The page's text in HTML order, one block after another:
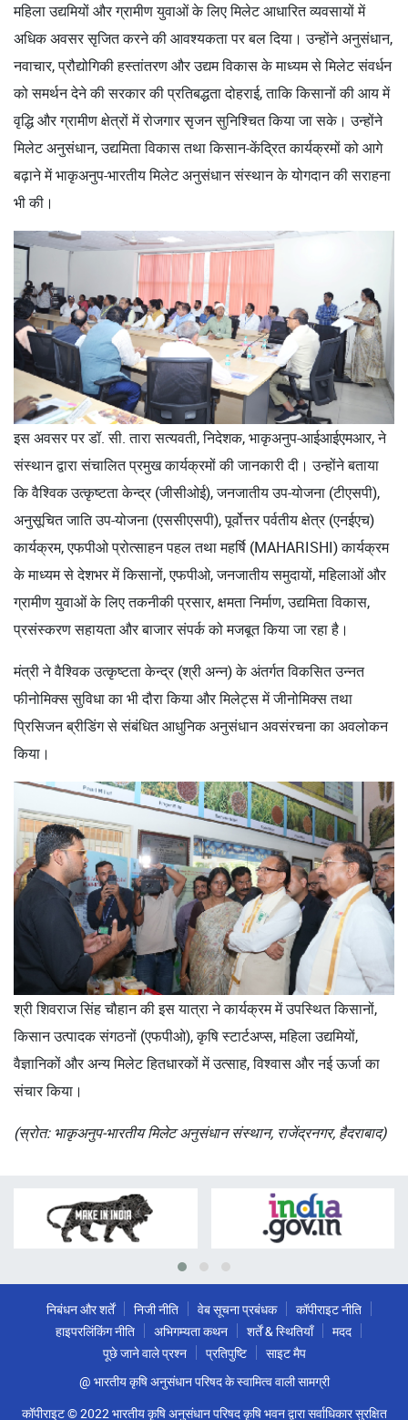
महिला उद्यमियों और ग्रामीण युवाओं के लिए मिलेट आधारित व्यवसायों में
अधिक अवसर सृजित करने की आवश्यकता पर बल दिया। उन्होंने अनुसंधान,
नवाचार, प्रौद्योगिकी हस्तांतरण और उद्यम विकास के माध्यम से मिलेट संवर्धन
को समर्थन देने की सरकार की प्रतिबद्धता दोहराई, ताकि किसानों की आय में
वृद्धि और ग्रामीण क्षेत्रों में रोजगार सृजन सुनिश्चित किया जा सके। उन्होंने
मिलेट अनुसंधान, उद्यमिता विकास तथा किसान-केंद्रित कार्यक्रमों को आगे
बढ़ाने में भाकृअनुप-भारतीय मिलेट अनुसंधान संस्थान के योगदान की सराहना
भी की।
इस अवसर पर डॉ. सी. तारा सत्यवती, निदेशक, भाकृअनुप-आईआईएमआर, ने
संस्थान द्वारा संचालित प्रमुख कार्यक्रमों की जानकारी दी। उन्होंने बताया
कि वैश्विक उत्कृष्टता केन्द्र (जीसीओई), जनजातीय उप-योजना (टीएसपी),
अनुसूचित जाति उप-योजना (एससीएसपी), पूर्वोत्तर पर्वतीय क्षेत्र (एनईएच)
कार्यक्रम, एफपीओ प्रोत्साहन पहल तथा महर्षि (MAHARISHI) कार्यक्रम
के माध्यम से देशभर में किसानों, एफपीओ, जनजातीय समुदायों, महिलाओं और
ग्रामीण युवाओं के लिए तकनीकी प्रसार, क्षमता निर्माण, उद्यमिता विकास,
प्रसंस्करण सहायता और बाजार संपर्क को मजबूत किया जा रहा है।
मंत्री ने वैश्विक उत्कृष्टता केन्द्र (श्री अन्न) के अंतर्गत विकसित उन्नत
फीनोमिक्स सुविधा का भी दौरा किया और मिलेट्स में जीनोमिक्स तथा
प्रिसिजन ब्रीडिंग से संबंधित आधुनिक अनुसंधान अवसंरचना का अवलोकन
किया।
श्री शिवराज सिंह चौहान की इस यात्रा ने कार्यक्रम में उपस्थित किसानों,
किसान उत्पादक संगठनों (एफपीओ), कृषि स्टार्टअप्स, महिला उद्यमियों,
वैज्ञानिकों और अन्य मिलेट हितधारकों में उत्साह, विश्वास और नई ऊर्जा का
संचार किया।
(स्रोत: भाकृअनुप-भारतीय मिलेट अनुसंधान संस्थान, राजेंद्रनगर, हैदराबाद)
निबंधन और शर्तें निजी नीति वेब सूचना प्रबंधक
कॉपीराइट नीति
हाइपरलिंकिंग नीति
अभिगम्यता कथन शर्तें & स्थितियाँ
मदद
पूछे जाने वाले प्रश्न
प्रतिपुष्टि
साइट मैप
@ भारतीय कृषि अनुसंधान परिषद के स्वामित्व वाली सामग्री
कॉपीराइट © 2022 भारतीय कृषि अनुसंधान परिषद कृषि भवन द्वारा सर्वाधिकार सुरक्षित